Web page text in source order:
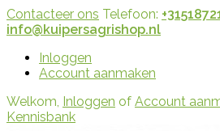
Contacteer ons Telefoon:
info@kuipersagrishop.nl
Inloggen
Account aanmaken
Welkom, Inloggen of Account
Kennisbank